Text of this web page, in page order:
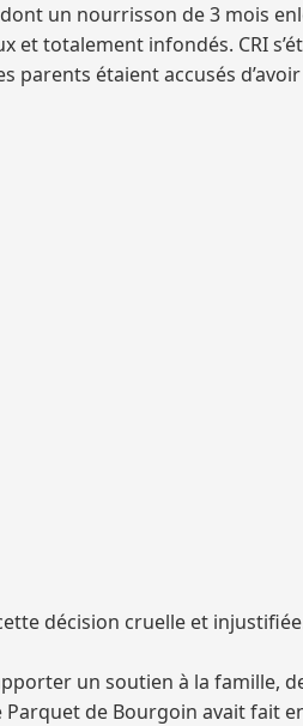
un nourrisson de 3 mois
totalement infondés. CRI
étaient accusés
décision cruelle et
un soutien à la
de Bourgoin avait fait